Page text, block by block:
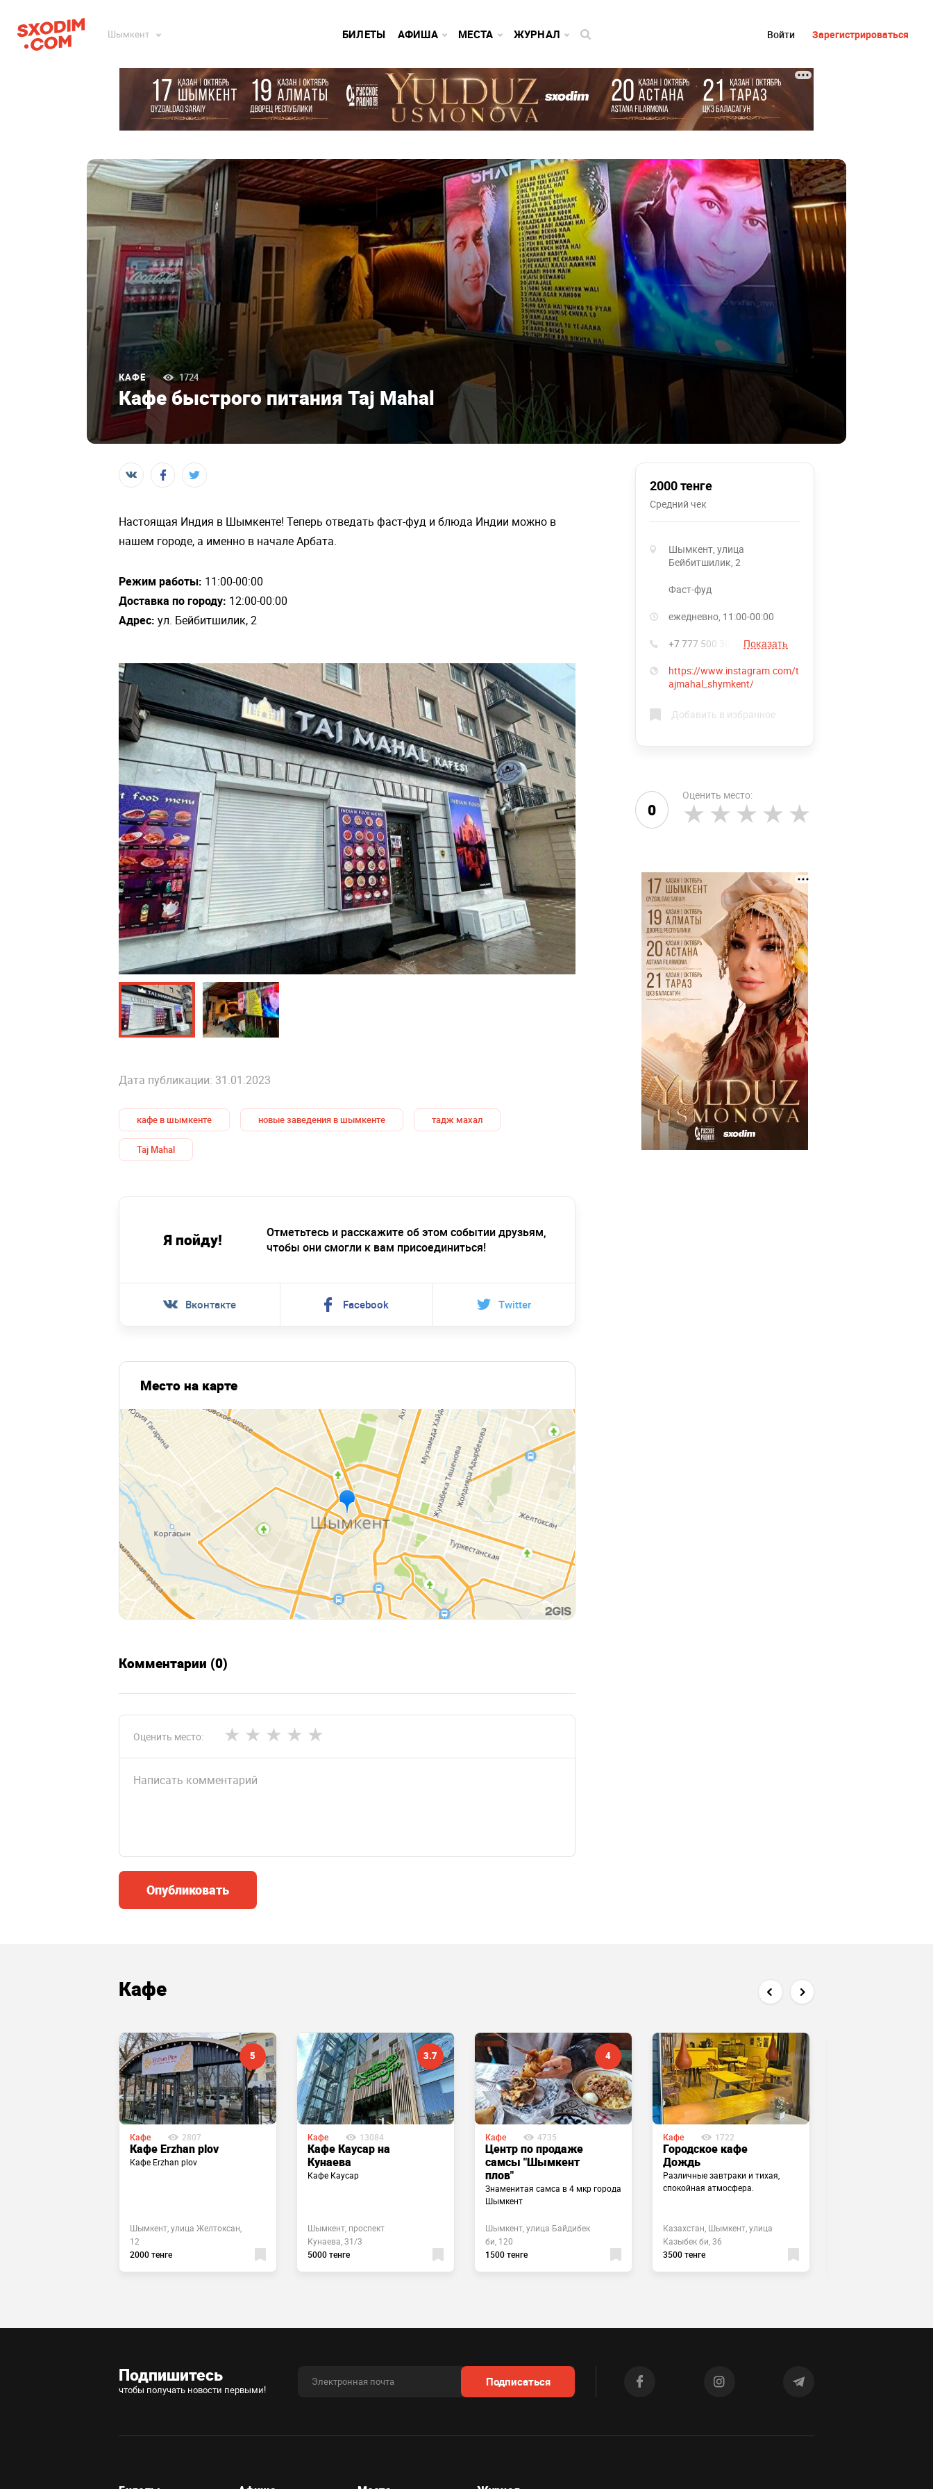
Шымкент БИЛЕТЫ АФИША МЕСТА ЖУРНАЛ Войти Зарегистрироваться
КАФЕ 1724
Кафе быстрого питания Taj Mahal
2000 тенге
Средний чек
Шымкент, улица
Бейбитшилик, 2
фаст-фуд
ежедневно, 11:00-00:00
+7 777 500 30 30 Показать
https://www.instagram.com/t
ajmahal_shymkent/
Добавить в избранное
0
Оценить место:
Настоящая Индия в Шымкенте! Теперь отведать фаст-фуд и блюда Индии можно в
нашем городе, а именно в начале Арбата.
Режим работы: 11:00-00:00
Доставка по городу: 12:00-00:00
Адрес: ул. Бейбитшилик, 2
Дата публикации: 31.01.2023
кафе в шымкенте новые заведения в шымкенте тадж махал
Taj Mahal
Я пойду!
Отметьтесь и расскажите об этом событии друзьям,
чтобы они смогли к вам присоединиться!
Вконтакте Facebook Twitter
Место на карте
Комментарии (0)
Оценить место:
Опубликовать
Кафе
5
Кафе 2807
Кафе Erzhan plov
Кафе Erzhan plov
Шымкент, улица Желтоксан,
12
2000 тенге
3.7
Кафе 13084
Кафе Каусар на
Кунаева
Кафе Каусар
Шымкент, проспект
Кунаева, 31/3
5000 тенге
4
Кафе 4735
Центр по продаже
самсы "Шымкент
плов"
Знаменитая самса в 4 мкр города
Шымкент
Шымкент, улица Байдибек
би, 120
1500 тенге
Кафе 1722
Городское кафе
Дождь
Различные завтраки и тихая,
спокойная атмосфера.
Казахстан, Шымкент, улица
Казыбек би, 36
3500 тенге
Подпишитесь
чтобы получать новости первыми!
Подписаться